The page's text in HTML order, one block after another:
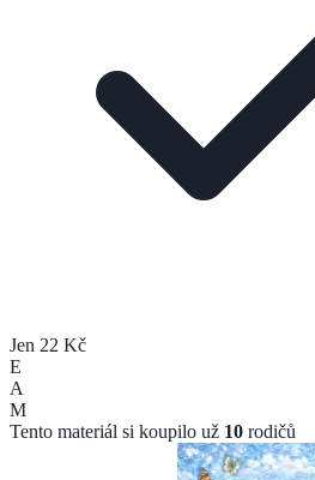
Jen 22 Kč
E
A
M
Tento materiál si koupilo už 10 rodičů